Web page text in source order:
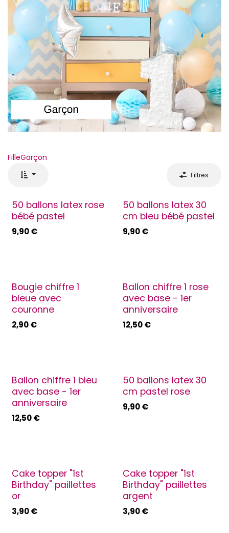
FilleGarçon
Filtres
50 ballons latex rose
bébé pastel
9,90€
50 ballons latex 30
cm bleu bébé pastel
9,90€
Bougie chiffre 1
bleue avec
couronne
2,90€
Ballon chiffre 1 rose
avec base - 1er
anniversaire
12,50€
Ballon chiffre 1 bleu
avec base - 1er
anniversaire
12,50€
50 ballons latex 30
cm pastel rose
9,90€
Cake topper "1st
Birthday" paillettes
or
3,90€
Cake topper "1st
Birthday" paillettes
argent
3,90€